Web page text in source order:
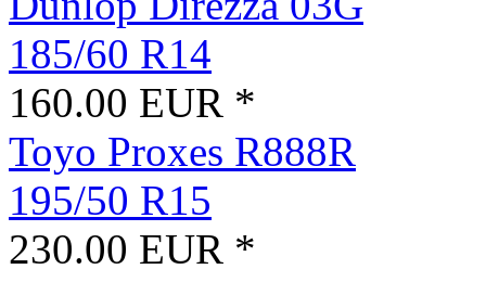
185/60 R14
160.00 EUR *
Toyo Proxes R888R
195/50 R15
230.00 EUR *